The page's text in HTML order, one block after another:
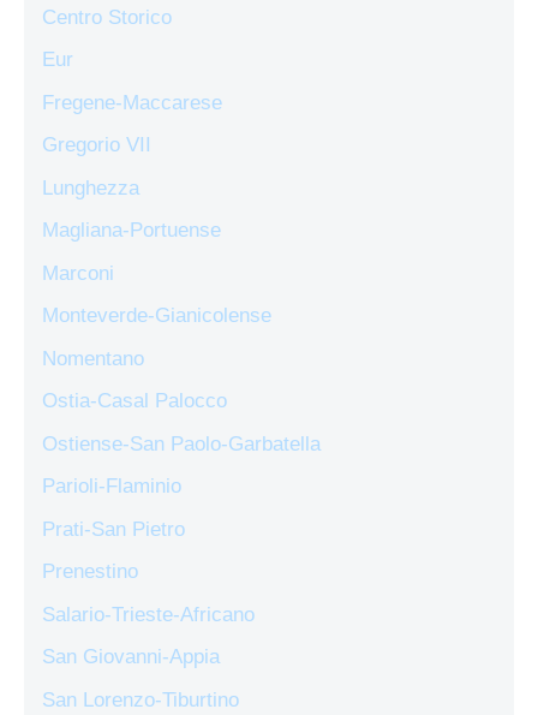
Centro Storico
Eur
Fregene-Maccarese
Gregorio VII
Lunghezza
Magliana-Portuense
Marconi
Monteverde-Gianicolense
Nomentano
Ostia-Casal Palocco
Ostiense-San Paolo-Garbatella
Parioli-Flaminio
Prati-San Pietro
Prenestino
Salario-Trieste-Africano
San Giovanni-Appia
San Lorenzo-Tiburtino